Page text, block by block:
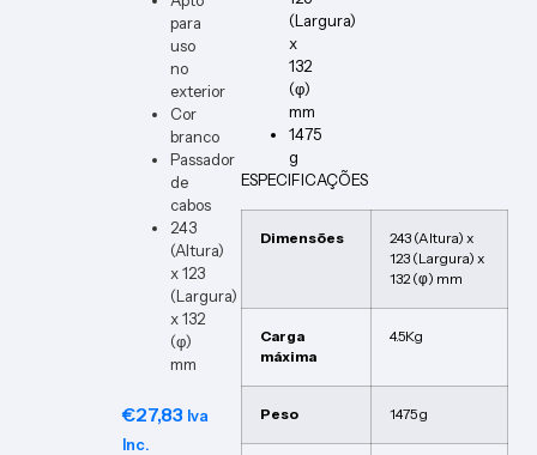
para
uso
no
exterior
Cor
branco
Passador
de
cabos
243
(Altura)
x 123
(Largura)
x 132
(φ)
mm
€27,83 Iva
Inc.
(Largura)
x
132
(φ)
mm
1475
g
ESPECIFICAÇÕES
Dimensões
243 (Altura) x
123 (Largura) x
132 (φ) mm
Carga
máxima
4.5Kg
Peso 1475 g